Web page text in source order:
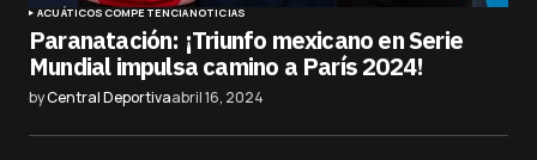
ACUÁTICOS COMPETENCIANOTICIAS
Paranatación: ¡Triunfo mexicano en Serie
Mundial impulsa camino a París 2024!
byCentral Deportivaabril 16, 2024